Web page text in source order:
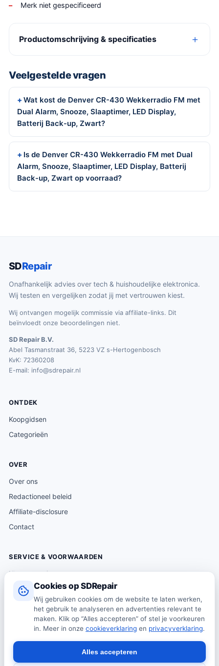
Cookies op SDRepair
Wij gebruiken cookies om de website te laten werken,
het gebruik te analyseren en advertenties relevant te
maken. Klik op “Alles accepteren” of stel je voorkeuren
in. Meer in onze cookieverklaring en privacyverklaring.
Alles accepteren
Merk niet gespecificeerd
Productomschrijving & specificaties
Veelgestelde vragen
Wat kost de Denver CR-430 Wekkerradio FM met
Dual Alarm, Snooze, Slaaptimer, LED Display,
Batterij Back-up, Zwart?
Is de Denver CR-430 Wekkerradio FM met Dual
Alarm, Snooze, Slaaptimer, LED Display, Batterij
Back-up, Zwart op voorraad?
SDRepair
Onafhankelijk advies over tech & huishoudelijke elektronica.
Wij testen en vergelijken zodat jij met vertrouwen kiest.
Wij ontvangen mogelijk commissie via affiliate-links. Dit
beïnvloedt onze beoordelingen niet.
SD Repair B.V.
Abel Tasmanstraat 36, 5223 VZ s-Hertogenbosch
KvK: 72360208
E-mail: info@sdrepair.nl
ONTDEK
Koopgidsen
Categorieën
OVER
Over ons
Redactioneel beleid
Affiliate-disclosure
Contact
SERVICE & VOORWAARDEN
Klantenservice
Verzending & levering
Retourneren
Algemene voorwaarden